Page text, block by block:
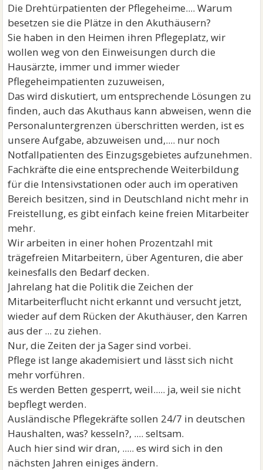
Die Drehtürpatienten der Pflegeheime.... Warum
besetzen sie die Plätze in den Akuthäusern?
Sie haben in den Heimen ihren Pflegeplatz, wir
wollen weg von den Einweisungen durch die
Hausärzte, immer und immer wieder
Pflegeheimpatienten zuzuweisen,
Das wird diskutiert, um entsprechende Lösungen zu
finden, auch das Akuthaus kann abweisen, wenn die
Personaluntergrenzen überschritten werden, ist es
unsere Aufgabe, abzuweisen und,.... nur noch
Notfallpatienten des Einzugsgebietes aufzunehmen.
Fachkräfte die eine entsprechende Weiterbildung
für die Intensivstationen oder auch im operativen
Bereich besitzen, sind in Deutschland nicht mehr in
Freistellung, es gibt einfach keine freien Mitarbeiter
mehr.
Wir arbeiten in einer hohen Prozentzahl mit
trägefreien Mitarbeitern, über Agenturen, die aber
keinesfalls den Bedarf decken.
Jahrelang hat die Politik die Zeichen der
Mitarbeiterflucht nicht erkannt und versucht jetzt,
wieder auf dem Rücken der Akuthäuser, den Karren
aus der ... zu ziehen.
Nur, die Zeiten der ja Sager sind vorbei.
Pflege ist lange akademisiert und lässt sich nicht
mehr vorführen.
Es werden Betten gesperrt, weil..... ja, weil sie nicht
bepflegt werden.
Ausländische Pflegekräfte sollen 24/7 in deutschen
Haushalten, was? kesseln?, .... seltsam.
Auch hier sind wir dran, ..... es wird sich in den
nächsten Jahren einiges ändern.